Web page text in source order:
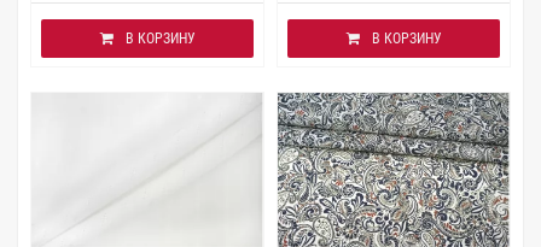
В КОРЗИНУ В КОРЗИНУ